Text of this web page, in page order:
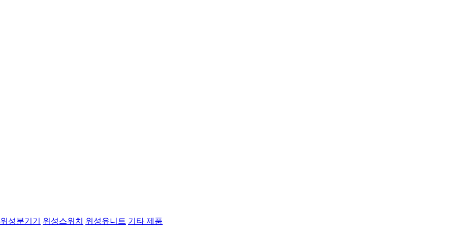
위성분기기 위성스위치 위성유니트 기타 제품